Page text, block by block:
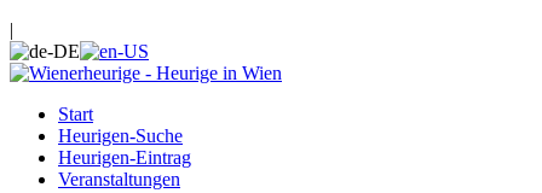
|
Start
Heurigen-Suche
Heurigen-Eintrag
Veranstaltungen